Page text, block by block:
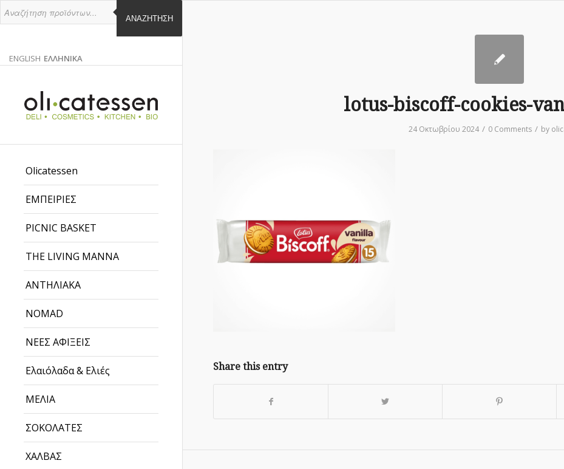
ΑΝΑΖΉΤΗΣΗ
ENGLISH ΕΛΛΗΝΙΚΑ
EL
Olicatessen
ΕΜΠΕΙΡΙΕΣ
PICNIC BASKET
THE LIVING MANNA
ΑΝΤΗΛΙΑΚΑ
NOMAD
ΝΕΕΣ ΑΦΙΞΕΙΣ
Ελαιόλαδα & Ελιές
ΜΕΛΙΑ
ΣΟΚΟΛΑΤΕΣ
ΧΑΛΒΑΣ
lotus-biscoff-cookies-
24 Οκτωβρίου 2024 / 0 Comments / by
Share this entry